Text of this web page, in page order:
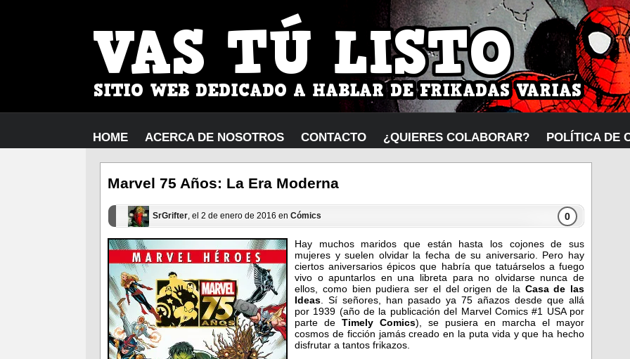
HOME ACERCA DE NOSOTROS CONTACTO ¿QUIERES COLABORAR? POLÍTICA DE
Marvel 75 Años: La Era Moderna
SrGrifter, el 2 de enero de 2016 en Cómics 0
Hay muchos maridos que están hasta los cojones de sus
mujeres y suelen olvidar la fecha de su aniversario. Pero hay
ciertos aniversarios épicos que habría que tatuárselos a fuego
vivo o apuntarlos en una libreta para no olvidarse nunca de
ellos, como bien pudiera ser el del origen de la Casa de las
Ideas . Sí señores, han pasado ya 75 añazos desde que allá
por 1939 (año de la publicación del Marvel Comics #1 USA por
parte de Timely Comics), se pusiera en marcha el mayor
cosmos de ficción jamás creado en la puta vida y que ha hecho
disfrutar a tantos frikazos.